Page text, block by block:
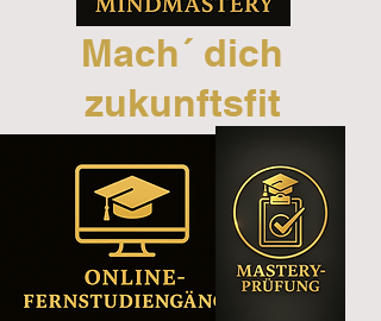
Mach´ dich
zukunftsfit